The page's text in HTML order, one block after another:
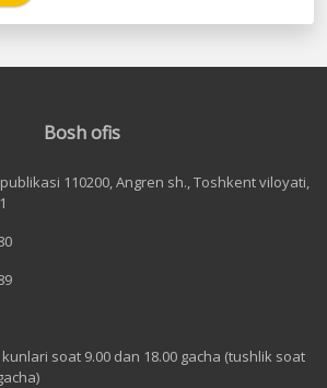
Bosh ofis
110200, Angren sh., Toshkent viloyati,
soat 9.00 dan 18.00 gacha (tushlik soat